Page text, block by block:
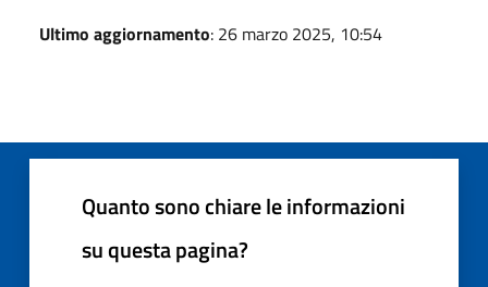
Ultimo aggiornamento: 26 marzo 2025, 10:54
Quanto sono chiare le informazioni
su questa pagina?